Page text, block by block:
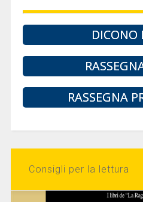
DICONO
RASSEGNA
Consigli per la lettura